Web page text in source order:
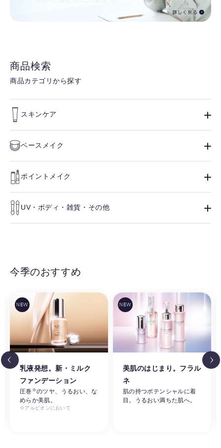
商品検索
商品カテゴリから探す
スキンケア
ベースメイク
ポイントメイク
UV・ボディ・雑貨・その他
今季のおすすめ
乳液発想。新・ミルク
ファンデーション
圧巻 ※のツヤ、うるおい、な
めらか美肌。
※アルビオンにおいて
美肌のはじまり。フラル
ネ
肌の持つポテンシャルに着
目。うるおい満ちた肌へ。